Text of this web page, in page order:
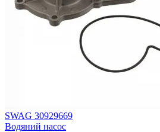
SWAG 30929669
Водяний насос